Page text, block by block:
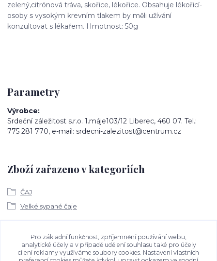
zelený,citrónová tráva, skořice, lékořice. Obsahuje lékořicí-
osoby s vysokým krevním tlakem by měli užívání
konzultovat s lékařem. Hmotnost: 50g
Parametry
Výrobce
Srdeční záležitost s.r.o. 1.máje103/12 Liberec, 460 07. Tel.:
775 281 770, e-mail: srdecni-zalezitost@centrum.cz
Zboží zařazeno v kategoriích
ČAJ
Velké sypané čaje
Ke stažení
Bezpečností upozornění
Pro základní funkčnost, zpříjemnění používání webu,
analytické účely a v případě udělení souhlasu také pro účely
cílení reklamy využíváme soubory cookies. Nastavení vlastních